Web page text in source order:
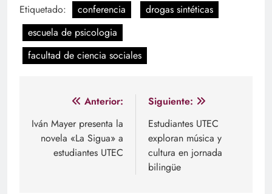
Etiquetado: conferencia
drogas sintéticas
escuela de psicologia
facultad de ciencia sociales
Navegación
de
entradas
Anterior:
Iván Mayer presenta la
novela «La Sigua» a
estudiantes UTEC
Siguiente:
Estudiantes UTEC
exploran música y
cultura en jornada
bilingüe